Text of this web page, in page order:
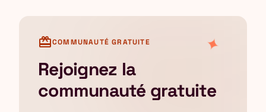
✦
card_giftcardCOMMUNAUTÉ GRATUITE
Rejoignez la
communauté gratuite